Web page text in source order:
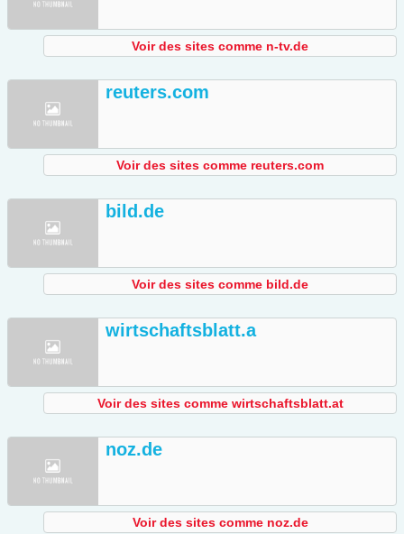
Voir des sites comme n-tv.de
reuters.com
Voir des sites comme reuters.com
bild.de
Voir des sites comme bild.de
wirtschaftsblatt.a
Voir des sites comme wirtschaftsblatt.at
noz.de
Voir des sites comme noz.de